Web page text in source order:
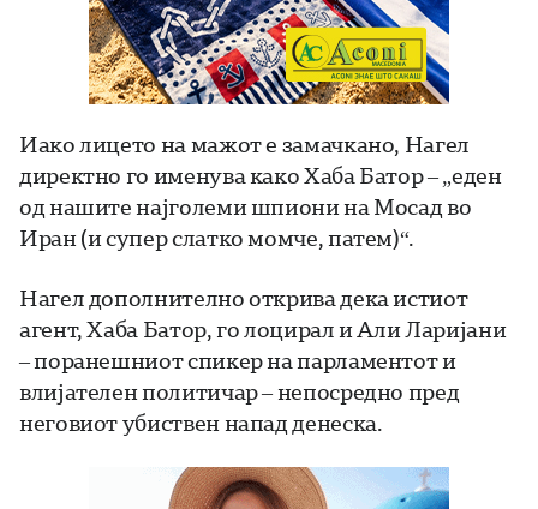
Иако лицето на мажот е замачкано, Нагел
директно го именува како Хаба Батор – „еден
од нашите најголеми шпиони на Мосад во
Иран (и супер слатко момче, патем)“.
Нагел дополнително открива дека истиот
агент, Хаба Батор, го лоцирал и Али Ларијани
– поранешниот спикер на парламентот и
влијателен политичар – непосредно пред
неговиот убиствен напад денеска.